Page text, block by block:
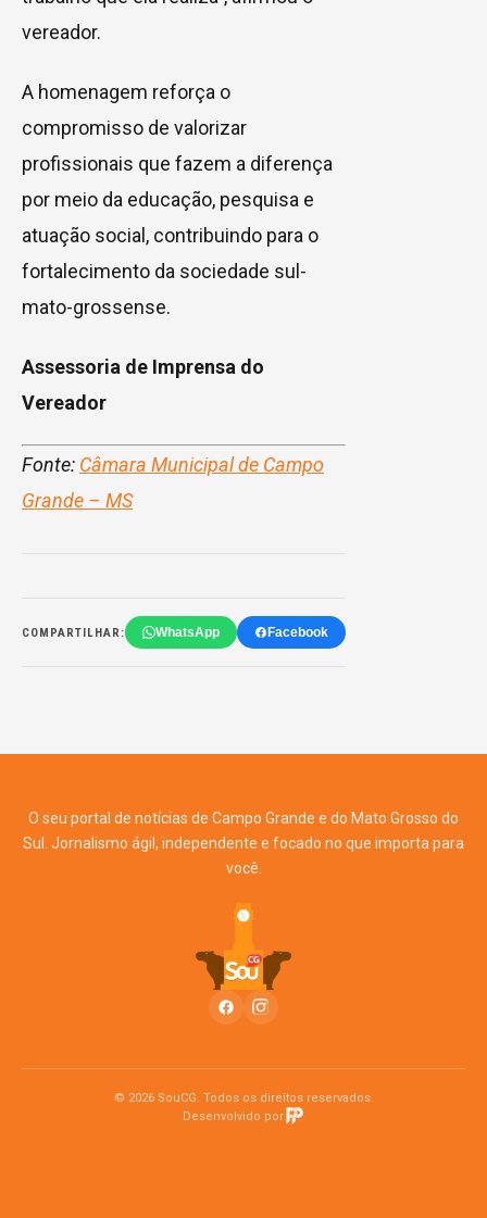
vereador.
A homenagem reforça o
compromisso de valorizar
profissionais que fazem a diferença
por meio da educação, pesquisa e
atuação social, contribuindo para o
fortalecimento da sociedade sul-
mato-grossense.
Assessoria de Imprensa do
Vereador
Fonte: Câmara Municipal de Campo
Grande – MS
COMPARTILHAR: WhatsApp Facebook
O seu portal de notícias de Campo Grande e do Mato Grosso do
Sul. Jornalismo ágil, independente e focado no que importa para
você.
© 2026 SouCG. Todos os direitos reservados.
Desenvolvido por